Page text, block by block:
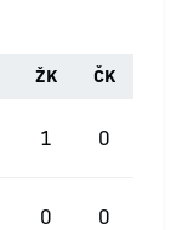
ŽK ČK
1 0
0 0